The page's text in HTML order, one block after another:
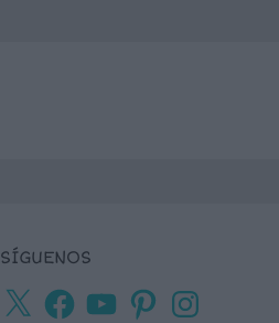
SÍGUENOS
X
Facebook
YouTubePinterestInstagram